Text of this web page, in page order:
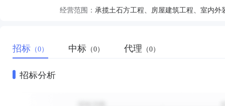
经营范围：
招标 （0） 中标 （0） 代理 （0）
招标分析